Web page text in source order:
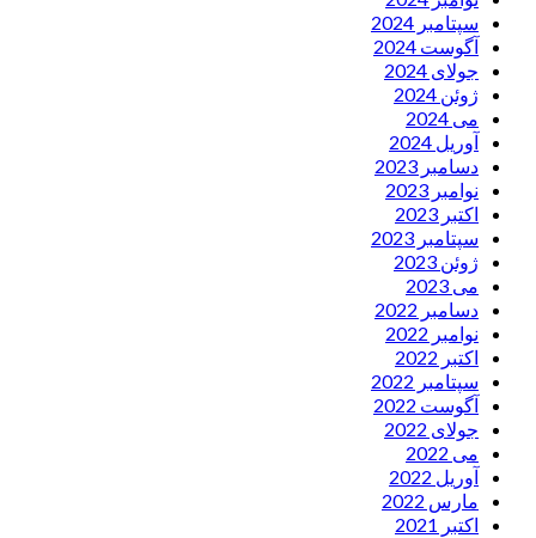
سپتامبر 2024
آگوست 2024
جولای 2024
ژوئن 2024
می 2024
آوریل 2024
دسامبر 2023
نوامبر 2023
اکتبر 2023
سپتامبر 2023
ژوئن 2023
می 2023
دسامبر 2022
نوامبر 2022
اکتبر 2022
سپتامبر 2022
آگوست 2022
جولای 2022
می 2022
آوریل 2022
مارس 2022
اکتبر 2021